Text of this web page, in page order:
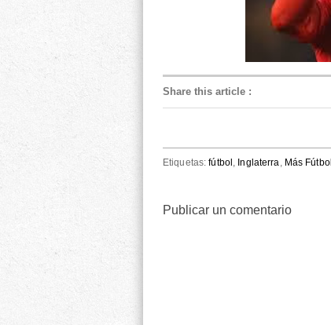
Share this article :
Etiquetas:fútbol , Inglaterra, Más Fútbol
Publicar un comentario